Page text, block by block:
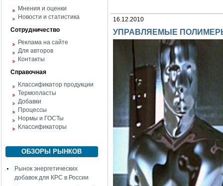
Мнения и оценки
Новости и статистика
Сотрудничество
Реклама на сайте
Для авторов
Контакты
Справочная
Классификатор продукции
Термопласты
Добавки
Процессы
Нормы и ГОСТы
Классификаторы
ОБЗОРЫ РЫНКОВ
Рынок энергетических
добавок для КРС в России
16.12.2010
УПРАВЛЯЕМЫЕ